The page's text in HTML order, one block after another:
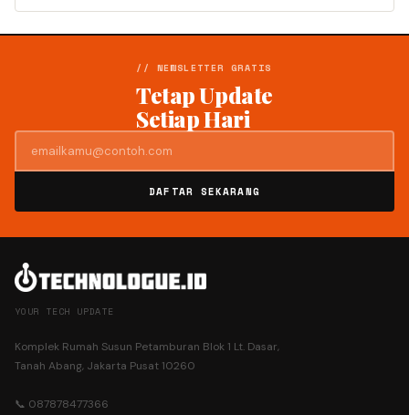
// NEWSLETTER GRATIS
Tetap Update
Setiap Hari
DAFTAR SEKARANG
YOUR TECH UPDATE
Komplek Rumah Susun Petamburan Blok 1 Lt. Dasar,
Tanah Abang, Jakarta Pusat 10260
📞 087878477366